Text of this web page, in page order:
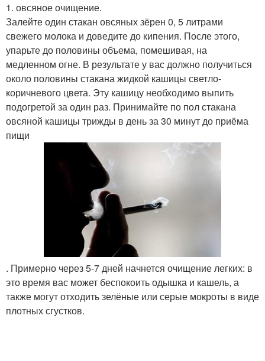
1. овсяное очищение.
Залейте один стакан овсяных зёрен 0, 5 литрами
свежего молока и доведите до кипения. После этого,
упарьте до половины объема, помешивая, на
медленном огне. В результате у вас должно получиться
около половины стакана жидкой кашицы светло-
коричневого цвета. Эту кашицу необходимо выпить
подогретой за один раз. Принимайте по пол стакана
овсяной кашицы трижды в день за 30 минут до приёма
пищи
. Примерно через 5-7 дней начнется очищение легких: в
это время вас может беспокоить одышка и кашель, а
также могут отходить зелёные или серые мокроты в виде
плотных сгустков.